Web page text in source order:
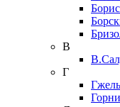
В
Г
Гжель